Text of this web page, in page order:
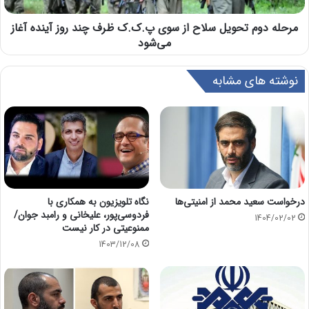
مرحله دوم تحویل سلاح از سوی پ.ک.ک ظرف چند روز آینده آغاز
می‌شود
نوشته های مشابه
درخواست سعید محمد از امنیتی‌ها
1404/02/02
نگاه تلویزیون به همکاری با
فردوسی‌پور، علیخانی و رامبد جوان/
ممنوعیتی در کار نیست
1403/12/08